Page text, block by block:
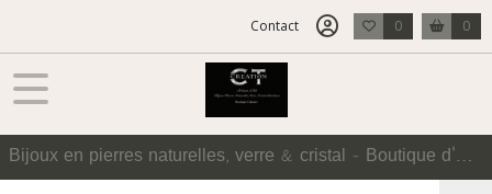
Contact 0 0
Bijoux en pierres naturelles, verre & cristal - Boutique d'Accessoires